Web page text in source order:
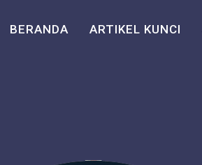
BERANDA ARTIKEL KUNCI